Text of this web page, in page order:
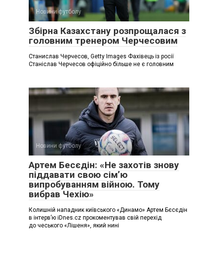
Новини футболу
Збірна Казахстану розпрощалася з
головним тренером Черчесовим
Станислав Черчесов, Getty Images Фахівець із росії
Станіслав Черчесов офіційно більше не є головним
Новини футболу
Артем Бесєдін: «Не захотів знову
піддавати свою сім’ю
випробуванням війною. Тому
вибрав Чехію»
Колишній нападник київського «Динамо» Артем Бєсєдін
в інтерв’ю iDnes.cz прокоментував свій перехід
до чеського «Лішеня», який нині